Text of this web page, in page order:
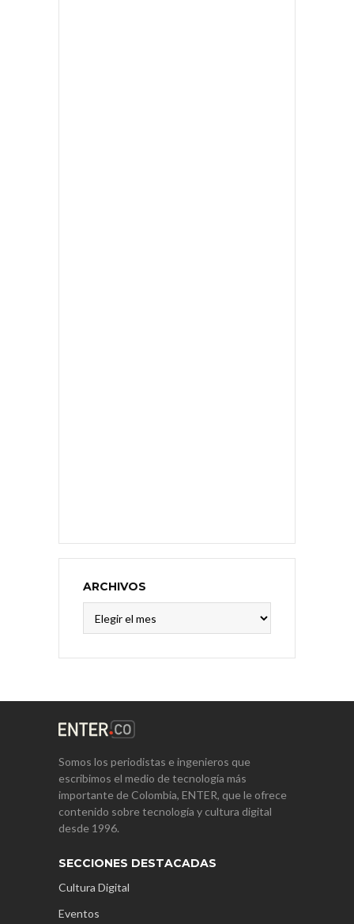
ARCHIVOS
Somos los periodistas e ingenieros que
escribimos el medio de tecnología más
importante de Colombia, ENTER, que le ofrece
contenido sobre tecnología y cultura digital
desde 1996.
SECCIONES DESTACADAS
Cultura Digital
Eventos